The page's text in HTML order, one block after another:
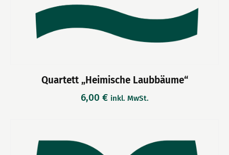
Quartett „Heimische Laubbäume“
6,00 € inkl. MwSt.